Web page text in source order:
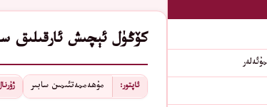
كۆڭۈل ئېچىش ئارقىلىق
ئاپتور: مۇھەممەتئىمىن سابىر